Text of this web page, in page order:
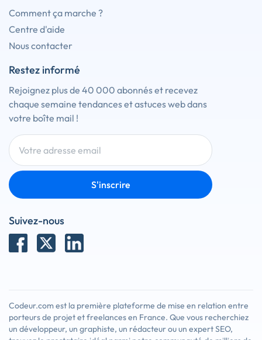
Comment ça marche ?
Centre d'aide
Nous contacter
Restez informé
Rejoignez plus de 40 000 abonnés et recevez
chaque semaine tendances et astuces web dans
votre boîte mail !
S'inscrire
Suivez-nous
Codeur.com est la première plateforme de mise en relation entre
porteurs de projet et freelances en France. Que vous recherchiez
un développeur, un graphiste, un rédacteur ou un expert SEO,